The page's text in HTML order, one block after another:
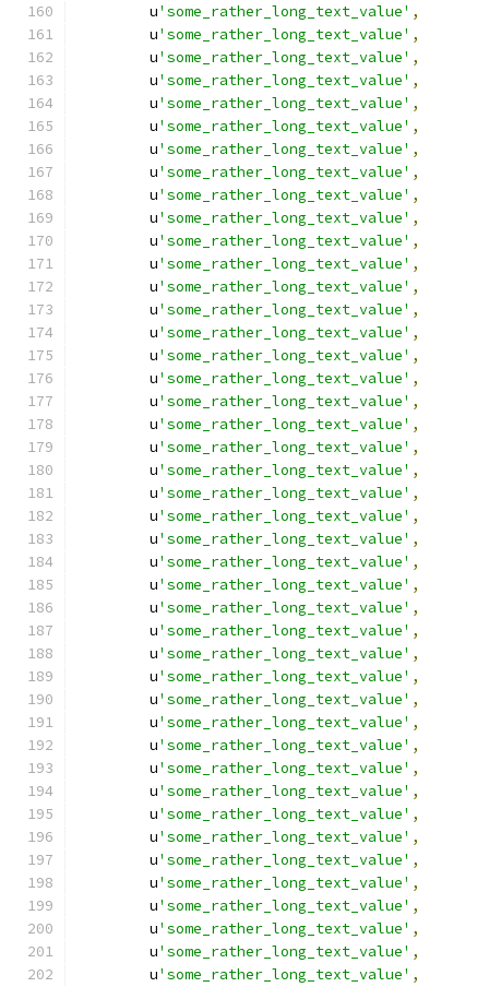
        u
'some_rather_long_text_value' ,
        u
'some_rather_long_text_value' ,
        u
'some_rather_long_text_value' ,
        u
'some_rather_long_text_value' ,
        u
'some_rather_long_text_value' ,
        u
'some_rather_long_text_value' ,
        u
'some_rather_long_text_value' ,
        u
'some_rather_long_text_value' ,
        u
'some_rather_long_text_value' ,
        u
'some_rather_long_text_value' ,
        u
'some_rather_long_text_value' ,
        u
'some_rather_long_text_value' ,
        u
'some_rather_long_text_value' ,
        u
'some_rather_long_text_value' ,
        u
'some_rather_long_text_value' ,
        u
'some_rather_long_text_value' ,
        u
'some_rather_long_text_value' ,
        u
'some_rather_long_text_value' ,
        u
'some_rather_long_text_value' ,
        u
'some_rather_long_text_value' ,
        u
'some_rather_long_text_value' ,
        u
'some_rather_long_text_value' ,
        u
'some_rather_long_text_value' ,
        u
'some_rather_long_text_value' ,
        u
'some_rather_long_text_value' ,
        u
'some_rather_long_text_value' ,
        u
'some_rather_long_text_value' ,
        u
'some_rather_long_text_value' ,
        u
'some_rather_long_text_value' ,
        u
'some_rather_long_text_value' ,
        u
'some_rather_long_text_value' ,
        u
'some_rather_long_text_value' ,
        u
'some_rather_long_text_value' ,
        u
'some_rather_long_text_value' ,
        u
'some_rather_long_text_value' ,
        u
'some_rather_long_text_value' ,
        u
'some_rather_long_text_value' ,
        u
'some_rather_long_text_value' ,
        u
'some_rather_long_text_value' ,
        u
'some_rather_long_text_value' ,
        u
'some_rather_long_text_value' ,
        u
'some_rather_long_text_value' ,
        u
'some_rather_long_text_value' ,